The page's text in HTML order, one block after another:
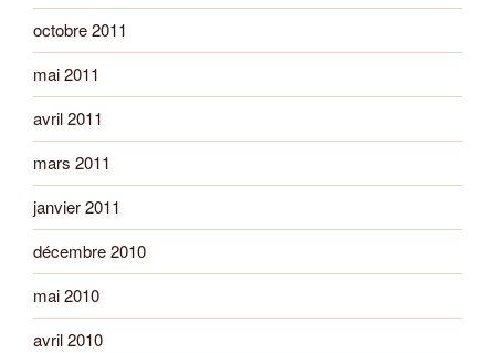
octobre 2011
mai 2011
avril 2011
mars 2011
janvier 2011
décembre 2010
mai 2010
avril 2010